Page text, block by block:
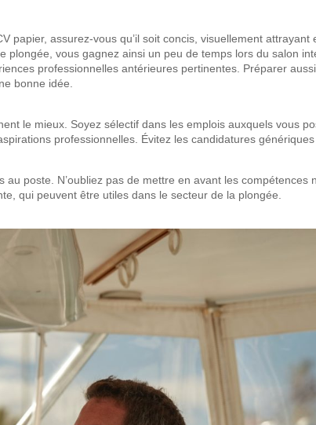
papier, assurez-vous qu’il soit concis, visuellement
vous gagnez ainsi un peu de temps lors du salon
professionnelles antérieures pertinentes. Préparer
bonne idée.
le mieux. Soyez sélectif dans les emplois auxquels vous
professionnelles. Évitez les candidatures génériques
poste. N’oubliez pas de mettre en avant les compétences
qui peuvent être utiles dans le secteur de la plongée.